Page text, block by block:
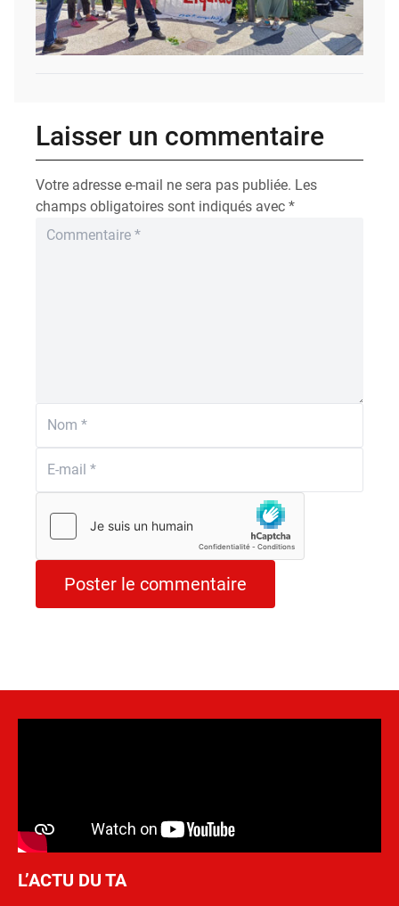
Laisser un commentaire
Votre adresse e-mail ne sera pas publiée. Les
champs obligatoires sont indiqués avec *
L’ACTU DU TA